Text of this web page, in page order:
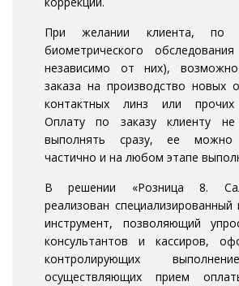
При желании клиента, по
биометрического
независимо от них),
заказа на производство новых
контактных линз или прочих
Оплату по заказу клиенту не
выполнять сразу, ее можно
частично и на любом этапе
В решении «Розница 8.
реализован специализированный
инструмент, позволяющий
консультантов и кассиров,
контролирующих
осуществляющих прием